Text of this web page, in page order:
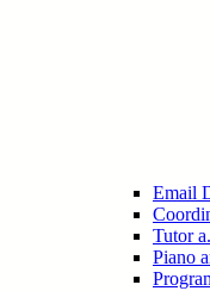
Email
Tutor
Piano